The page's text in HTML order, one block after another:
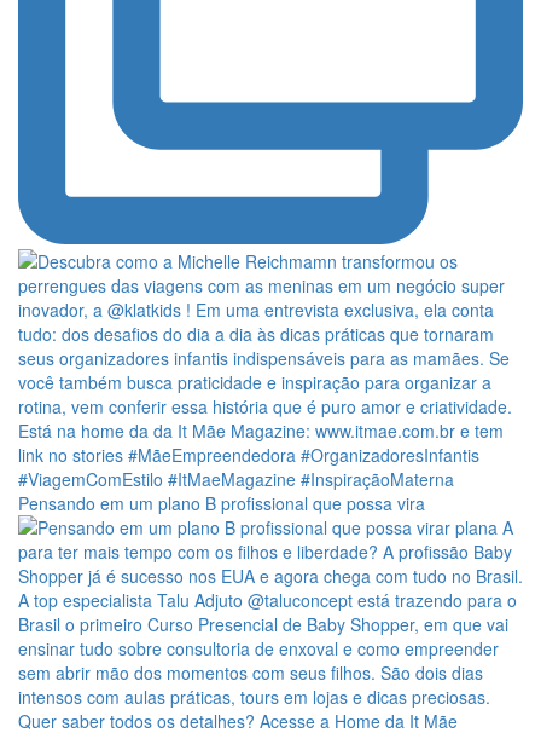
Pensando em um plano B profissional que possa vira